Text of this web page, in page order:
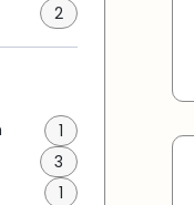
2
1
3
1